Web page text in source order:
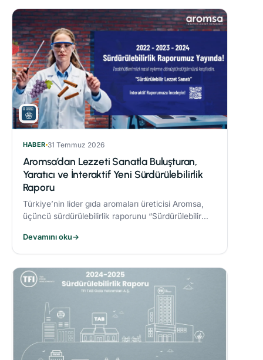
HABER 31 Temmuz 2026
Aromsa’dan Lezzeti Sanatla Buluşturan,
Yaratıcı ve İnteraktif Yeni Sürdürülebilirlik
Raporu
Türkiye’nin lider gıda aromaları üreticisi Aromsa,
üçüncü sürdürülebilirlik raporunu “Sürdürülebilir
Devamını oku→